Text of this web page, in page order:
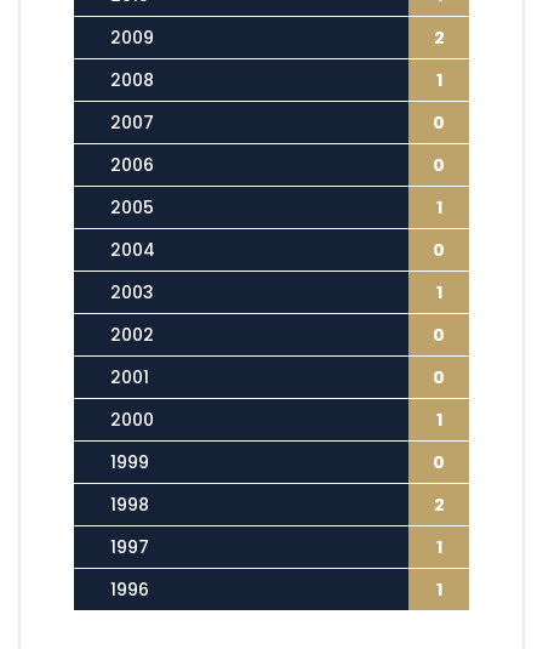
2009
2
2008
1
2007
0
2006
0
2005
1
2004
0
2003
1
2002
0
2001
0
2000
1
1999
0
1998
2
1997
1
1996
1